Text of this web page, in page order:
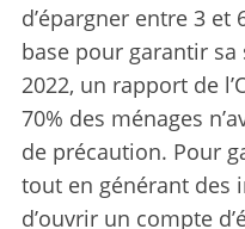
d’épargner entre 3 et
base pour garantir
2022, un rapport de
70% des ménages
de précaution. Pour
tout en générant des
d’ouvrir un compte